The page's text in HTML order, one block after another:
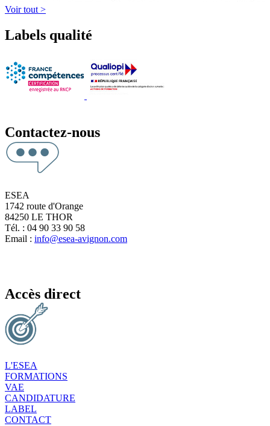
Voir tout >
Labels qualité
Contactez-nous
ESEA
1742 route d'Orange
84250 LE THOR
Tél. : 04 90 33 90 58
Email : info@esea-avignon.com
Accès direct
L'ESEA
FORMATIONS
VAE
CANDIDATURE
LABEL
CONTACT